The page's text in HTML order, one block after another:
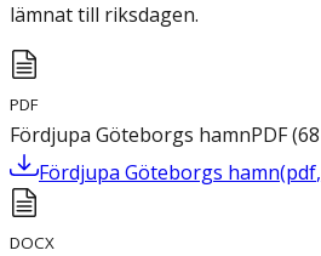
lämnat till riksdagen.
PDF
Fördjupa Göteborgs hamnPDF(68
Fördjupa Göteborgs hamn(pdf,
DOCX